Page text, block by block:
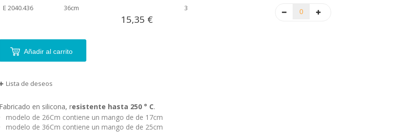
E 2040.436 36cm
15,35 €
3
Añadir al carrito
Lista de deseos
Fabricado en silicona, resistente hasta 250 ° C.
modelo de 26Cm contiene un mango de de 17cm
modelo de 36Cm contiene un mango de de 25cm